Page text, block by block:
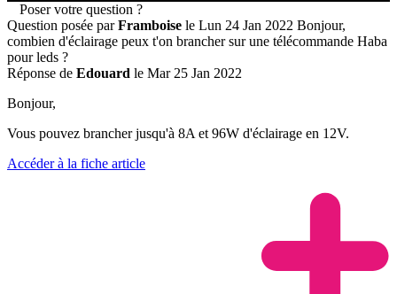
Poser votre question ?
Question posée parFramboise le Lun 24 Jan 2022 Bonjour,
combien d'éclairage peux t'on brancher sur une télécommande Haba
pour leds ?
Réponse de Edouard le Mar 25 Jan 2022
Bonjour,
Vous pouvez brancher jusqu'à 8A et 96W d'éclairage en 12V.
Accéder à la fiche article